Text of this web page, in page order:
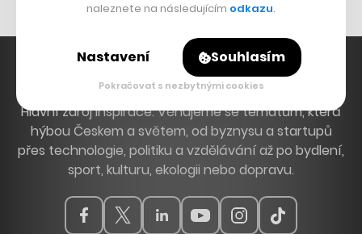
Hlavní zdroj inspirace. Věnujeme se tématům, která
hýbou Českem a světem, od byznysu a startupů
přes technologie, politiku a vzdělávání až po bydlení,
sport, kulturu, ekologii nebo dopravu.
naleznete na následujícím odkazu.
Nastavení Souhlasím
Pokračovat s nezbytnými cookies